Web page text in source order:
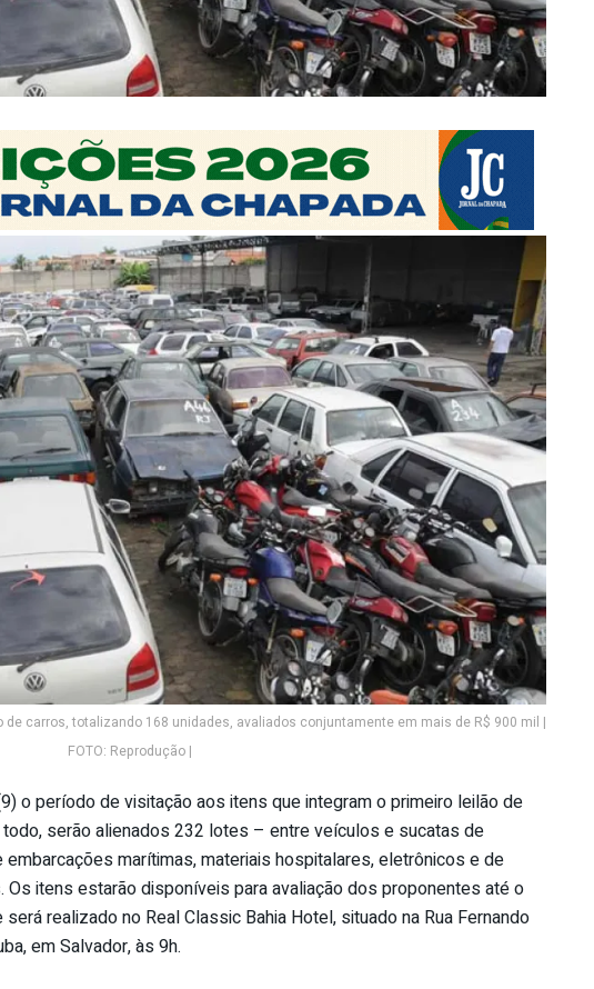
carros, totalizando 168 unidades, avaliados conjuntamente em mais de R$ 900 mil |
FOTO: Reprodução |
o período de visitação aos itens que integram o primeiro leilão de
serão alienados 232 lotes – entre veículos e sucatas de
marítimas, materiais hospitalares, eletrônicos e de
itens estarão disponíveis para avaliação dos proponentes até o
realizado no Real Classic Bahia Hotel, situado na Rua Fernando
em Salvador, às 9h.